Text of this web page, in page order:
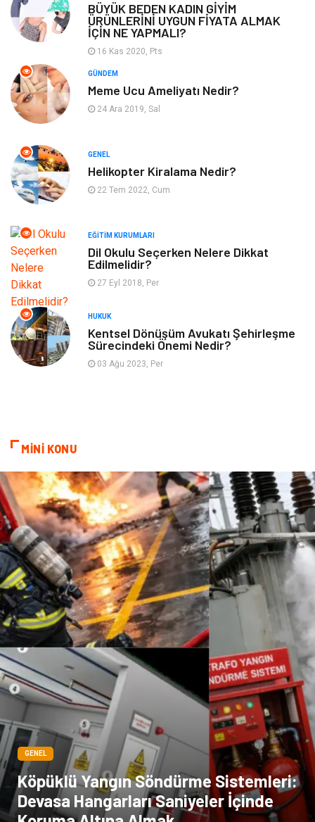
Eğitim Kurumları Yapı İnşaat
Güzellik Mobilya
Bahçe Ev Maden ve Metal
Finans & Ekonomi
Plastik
Tekstil
Hizmet
İnternet Ambalaj
Kültür
Pazarlama Kiralama Servisleri
Basın Yayın Bilişim
Dernekler ve Birlikler Periyodik Kontrol
Moda İthalat İhracat
Alüminyum Tarım & Hayvancılık
BÜYÜK BEDEN KADIN GİYİM
ÜRÜNLERİNİ UYGUN FİYATA ALMAK
İÇİN NE YAPMALI?
16 Kas 2020, Pts
GÜNDEM
Meme Ucu Ameliyatı Nedir?
24 Ara 2019, Sal
GENEL
Helikopter Kiralama Nedir?
22 Tem 2022, Cum
EĞITIM KURUMLARI
Dil Okulu Seçerken Nelere Dikkat
Edilmelidir?
27 Eyl 2018, Per
HUKUK
Kentsel Dönüşüm Avukatı Şehirleşme
Sürecindeki Önemi Nedir?
03 Ağu 2023, Per
MİNİ KONU
GENEL
Köpüklü Yangın Söndürme Sistemleri:
Devasa Hangarları Saniyeler İçinde